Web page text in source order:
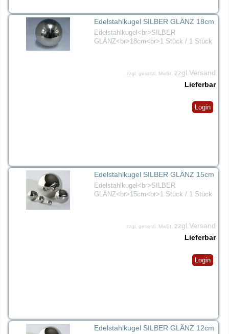
Edelstahlkugel SILBER GLÄNZ 18cm
Edelstahlkugel<br>SILBER
GLÄNZ<br>18cm<br>1 Stück / 1 Stück
zzgl. gesetzl. MwSt.
zzgl.Versand
Lieferbar
Login
Edelstahlkugel SILBER GLÄNZ 15cm
Edelstahlkugel<br>SILBER
GLÄNZ<br>15cm<br>1 Stück / 1 Stück
zzgl. gesetzl. MwSt. zzgl.Versand
Lieferbar
Login
Edelstahlkugel SILBER GLÄNZ 12cm